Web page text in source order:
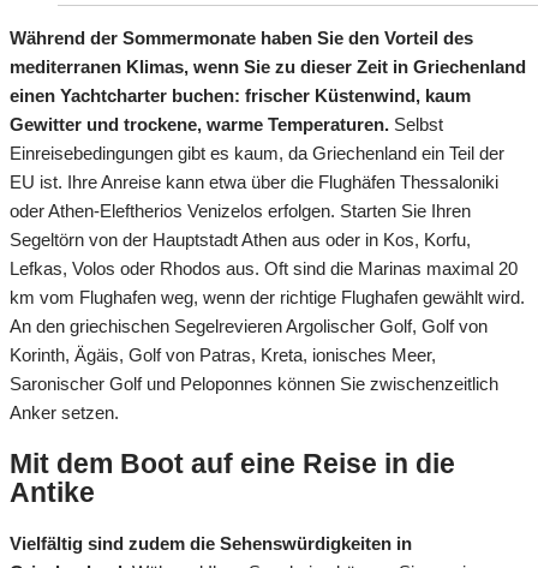
Während der Sommermonate haben Sie den Vorteil des
mediterranen Klimas, wenn Sie zu dieser Zeit in Griechenland
einen Yachtcharter buchen: frischer Küstenwind, kaum
Gewitter und trockene, warme Temperaturen. Selbst
Einreisebedingungen gibt es kaum, da Griechenland ein Teil der
EU ist. Ihre Anreise kann etwa über die Flughäfen Thessaloniki
oder Athen-Eleftherios Venizelos erfolgen. Starten Sie Ihren
Segeltörn von der Hauptstadt Athen aus oder in Kos, Korfu,
Lefkas, Volos oder Rhodos aus. Oft sind die Marinas maximal 20
km vom Flughafen weg, wenn der richtige Flughafen gewählt wird.
An den griechischen Segelrevieren Argolischer Golf, Golf von
Korinth, Ägäis, Golf von Patras, Kreta, ionisches Meer,
Saronischer Golf und Peloponnes können Sie zwischenzeitlich
Anker setzen.
Mit dem Boot auf eine Reise in die
Antike
Vielfältig sind zudem die Sehenswürdigkeiten in